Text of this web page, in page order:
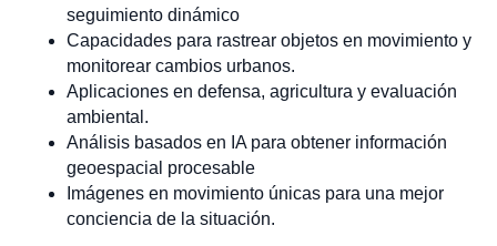
seguimiento dinámico
Capacidades para rastrear objetos en movimiento y
monitorear cambios urbanos.
Aplicaciones en defensa, agricultura y evaluación
ambiental.
Análisis basados en IA para obtener información
geoespacial procesable
Imágenes en movimiento únicas para una mejor
conciencia de la situación.